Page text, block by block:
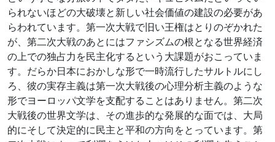
られないほどの大破壊と新しい社会価値の建設の必要があ
らわれています。第一次大戦で旧い王権はとりのぞかれた
が、第二次大戦のあとにはファシズムの根となる世界経済
の上での独占力を民主化するという大課題がおこっていま
す。だらか日本におかしな形で一時流行したサルトルにし
ろ、彼の実存主義は第一次大戦後の心理分析主義のような
形でヨーロッパ文学を支配することはありません。第二次
大戦後の世界文学は、その進歩的な発展的な面では、大局
的にそして決定的に民主と平和の方向をとっています。第